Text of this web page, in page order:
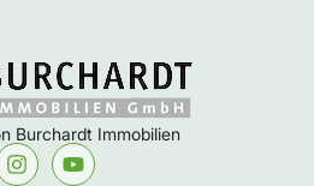
Burchardt Immobilien